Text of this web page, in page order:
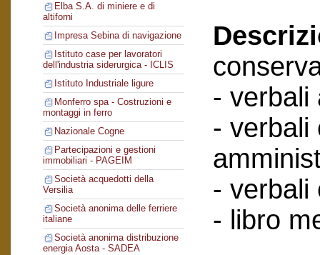
Elba S.A. di miniere e di
altiforni
Impresa Sebina di navigazione
Istituto case per lavoratori
dell'industria siderurgica - ICLIS
Istituto Industriale ligure
Monferro spa - Costruzioni e
montaggi in ferro
Nazionale Cogne
Partecipazioni e gestioni
immobiliari - PAGEIM
Società acquedotti della
Versilia
Società anonima delle ferriere
italiane
Società anonima distribuzione
energia Aosta - SADEA
- verbali
- verbali
- verbali
- libro